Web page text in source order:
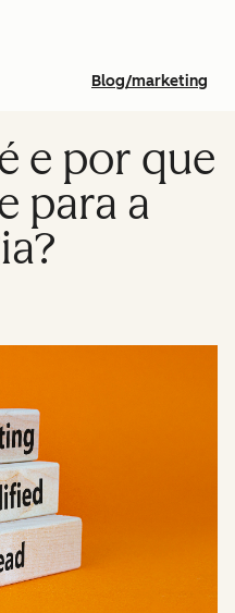
Blog/marketing
e por que
para a